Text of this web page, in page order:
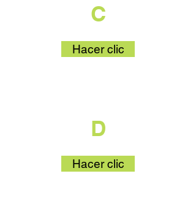
C
Hacer clic
D
Hacer clic